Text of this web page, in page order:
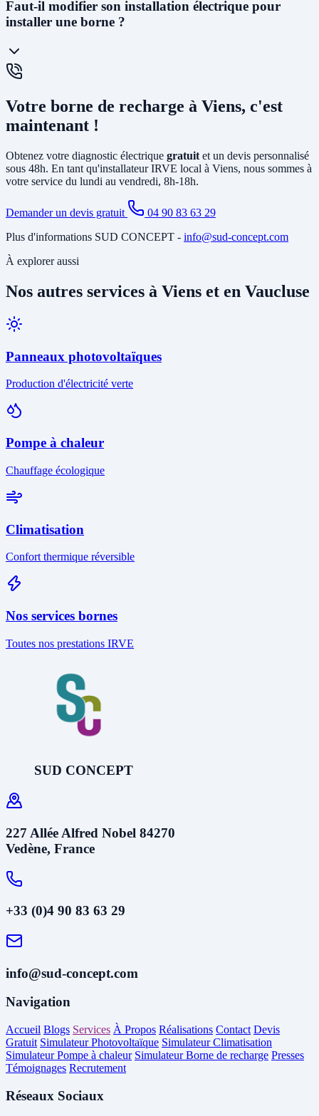
Laprise renforcée (Green'Up)délivre 3,2kW et permet de
recharger un véhicule en 12 à 20h. C'est la solution la plus
économique. La wallbox (7kW à 22kW) est beaucoup plus rapide
smartphone, et obligatoire pour certains types de véhicules. C'est la
solution recommandée pour un usage quotidien.
Faut-il modifier son installation électrique pour
installer une borne ?
Cela dépend de votre installation existante. Dans la plupart des
le tableau électrique et poser un disjoncteur différentiel spécifique. Si
votre abonnement est trop faible, il peut être nécessaire d'
la puissance souscrite
Votre borne de recharge à Viens, c'est
maintenant !
Obtenez votre diagnostic électrique gratuit et un devis personnalisé
sous 48h. En tant qu'installateur IRVE local à Viens, nous sommes à
votre service du lundi au vendredi, 8h-18h.
Demander un devis gratuit
04 90 83 63 29
Plus d'informations SUD CONCEPT - info@sud-concept.com
À explorer aussi
Nos autres services à Viens et en Vaucluse
Panneaux photovoltaïques
Production d'électricité verte
Pompe à chaleur
Chauffage écologique
Climatisation
Confort thermique réversible
Nos services bornes
Toutes nos prestations IRVE
SUD CONCEPT
227 Allée Alfred Nobel 84270
Vedène, France
+33 (0)4 90 83 63 29
info@sud-concept.com
Navigation
Accueil Blogs Services À Propos Réalisations Contact Devis
Gratuit Simulateur Photovoltaïque Simulateur Climatisation
Simulateur Pompe à chaleur Simulateur Borne de recharge Presses
Témoignages Recrutement
Réseaux Sociaux